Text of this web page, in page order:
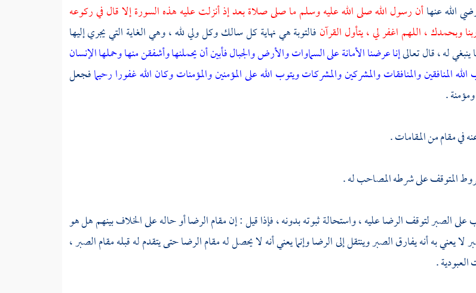
الله عنهاأن رسول الله صلى الله عليه وسلم ما صلى صلاة بعد إذ أنزلت عليه هذه السورة إلا قال في ركوعه
وبحمدك ، اللهم اغفر لي ، يتأول القرآنفالتوبة هي نهاية كل سالك وكل ولي لله ، وهي الغاية التي يجري إليها
ينبغي له ، قال تعالىإنا عرضنا الأمانة على السماوات والأرض والجبال فأبين أن يحملنها وأشفقن منها وحملها الإنسان
المنافقين والمنافقات والمشركين والمشركات ويتوب الله على المؤمنين والمؤمنات وكان الله غفورا رحيمافجعل
.
في مقام من المقامات .
المتوقف على شرطه المصاحب له .
الصبر لتوقف الرضا عليه ، واستحالة ثبوته بدونه ، فإذا قيل : إن مقام الرضا أو حاله على الخلاف بينهم هل هو
يعني به أنه يفارق الصبر وينتقل إلى الرضا وإنما يعني أنه لا يحصل له مقام الرضا حتى يتقدم له قبله مقام الصبر ،
.